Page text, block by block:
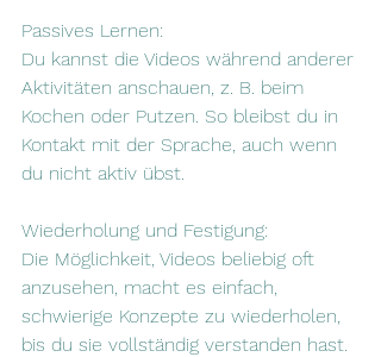
Passives Lernen:
Du kannst die Videos während anderer
Aktivitäten anschauen, z. B. beim
Kochen oder Putzen. So bleibst du in
Kontakt mit der Sprache, auch wenn
du nicht aktiv übst.
Wiederholung und Festigung:
Die Möglichkeit, Videos beliebig oft
anzusehen, macht es einfach,
schwierige Konzepte zu wiederholen,
bis du sie vollständig verstanden hast.